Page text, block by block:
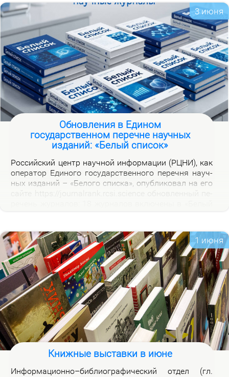
пер­вых дней вой­ны», ко­то­рая по­свя­ща­ет­ся тра­ги­че­
ским и ге­ро­и­че­ским стра­ни­цам ис­то­рии борь­бы с
немец­ко-фа­шист­ски­ми за­хват­чи­ка­ми в на­чаль­ный
пе­ри­од вой­ны.
3 июня
Обновления в Едином
государственном перечне научных
изданий: «Белый список»
Рос­сий­ский центр на­уч­ной ин­фор­ма­ции (РЦНИ), как
опе­ра­тор Еди­но­го го­судар­ствен­но­го пе­реч­ня на­уч­
ных из­да­ний – «Бе­ло­го спис­ка», опуб­ли­ко­вал на его
на­лов на вклад­ке «Уров­ни» раз­ме­ще­ны при­ме­ча­ния,
по­яс­ня­ю­щие при­чи­ны вклю­че­ния жур­на­лов и из­ме­
не­ния уров­ней.
1 июня
Книжные выставки в июне
Ин­фор­ма­ци­он­но–биб­лио­гра­фи­че­ский от­дел (гл.